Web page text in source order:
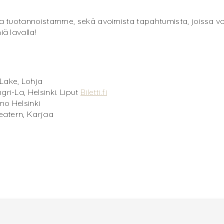
tuotannoistamme, sekä avoimista tapahtumista, joissa
lavalla!
Lohja
La, Helsinki. Liput Biletti.fi
Helsinki
Karjaa